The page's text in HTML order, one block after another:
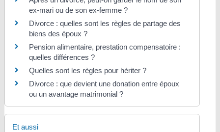
ex-mari ou de son ex-femme ?
Divorce : quelles sont les règles de partage des
biens des époux ?
Pension alimentaire, prestation compensatoire :
quelles différences ?
Quelles sont les règles pour hériter ?
Divorce : que devient une donation entre époux
ou un avantage matrimonial ?
Et aussi